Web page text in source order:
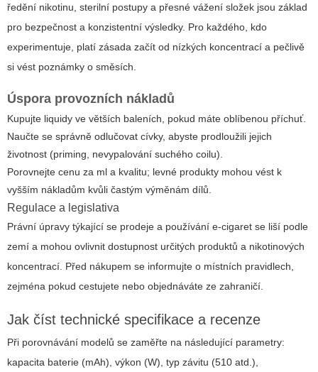
ředění nikotinu, sterilní postupy a přesné vážení složek jsou základ
pro bezpečnost a konzistentní výsledky. Pro každého, kdo
experimentuje, platí zásada začít od nízkých koncentrací a pečlivě
si vést poznámky o směsích.
Úspora provozních nákladů
Kupujte liquidy ve větších baleních, pokud máte oblíbenou příchuť.
Naučte se správně odlučovat cívky, abyste prodloužili jejich
životnost (priming, nevypalování suchého coilu).
Porovnejte cenu za ml a kvalitu; levné produkty mohou vést k
vyšším nákladům kvůli častým výměnám dílů.
Regulace a legislativa
Právní úpravy týkající se prodeje a používání e-cigaret se liší podle
zemí a mohou ovlivnit dostupnost určitých produktů a nikotinových
koncentrací. Před nákupem se informujte o místních pravidlech,
zejména pokud cestujete nebo objednáváte ze zahraničí.
Jak číst technické specifikace a recenze
Při porovnávání modelů se zaměřte na následující parametry:
kapacita baterie (mAh), výkon (W), typ závitu (510 atd.),